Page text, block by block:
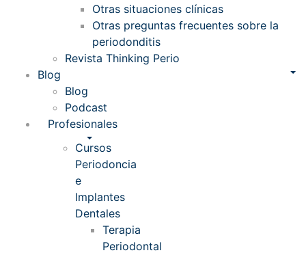
Otras situaciones clínicas
Otras preguntas frecuentes sobre la
periodonditis
Revista Thinking Perio
Blog
Blog
Podcast
Profesionales
Cursos
Periodoncia
e
Implantes
Dentales
Terapia
Periodontal